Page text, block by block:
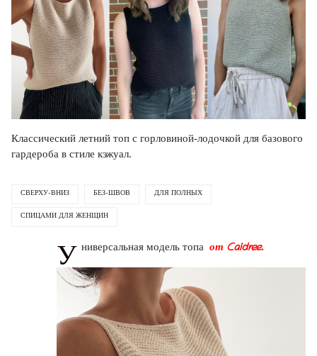
Классический летний топ с горловиной-лодочкой для базового
гардероба в стиле кэжуал.
СВЕРХУ-ВНИЗ БЕЗ-ШВОВ ДЛЯ ПОЛНЫХ
СПИЦАМИ ДЛЯ ЖЕНЩИН
У ниверсальная модель топа от Caidree.